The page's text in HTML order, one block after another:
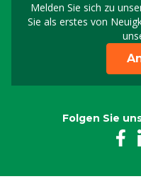
Rundes Sieb
Schaumlanze
Melden Sie sich zu
Sie als erstes von
Folgen Sie